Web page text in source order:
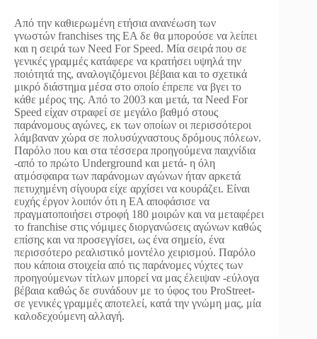
Από την καθιερωμένη ετήσια ανανέωση των
γνωστών franchises της EA δε θα μπορούσε να λείπει
και η σειρά των Need For Speed. Μία σειρά που σε
γενικές γραμμές κατάφερε να κρατήσει υψηλά την
ποιότητά της, αναλογιζόμενοι βέβαια και το σχετικά
μικρό διάστημα μέσα στο οποίο έπρεπε να βγει το
κάθε μέρος της. Από το 2003 και μετά, τα Need For
Speed είχαν στραφεί σε μεγάλο βαθμό στους
παράνομους αγώνες, εκ των οποίων οι περισσότεροι
λάμβαναν χώρα σε πολυσύχναστους δρόμους πόλεων.
Παρόλο που και στα τέσσερα προηγούμενα παιχνίδια
-από το πρώτο Underground και μετά- η όλη
ατμόσφαιρα των παράνομων αγώνων ήταν αρκετά
πετυχημένη σίγουρα είχε αρχίσει να κουράζει. Είναι
ευχής έργον λοιπόν ότι η EA αποφάσισε να
πραγματοποιήσει στροφή 180 μοιρών και να μεταφέρει
το franchise στις νόμιμες διοργανώσεις αγώνων καθώς
επίσης και να προσεγγίσει, ως ένα σημείο, ένα
περισσότερο ρεαλιστικό μοντέλο χειρισμού. Παρόλο
που κάποια στοιχεία από τις παράνομες νύχτες των
προηγούμενων τίτλων μπορεί να μας έλειψαν -εύλογα
βέβαια καθώς δε συνάδουν με το ύφος του ProStreet-
σε γενικές γραμμές αποτελεί, κατά την γνώμη μας, μία
καλοδεχούμενη αλλαγή.